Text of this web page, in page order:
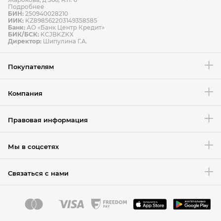
Условия возврата товара
Подробнее
БИН: 250940028210
ИИК: KZ898562203149358585
Банк: АО «Банк Центр Кредит»
БИК/БСК: KCJBKZKX
Директор: Шипулина Г.А.
Покупателям
Компания
Правовая информация
Мы в соцсетях
Связаться с нами